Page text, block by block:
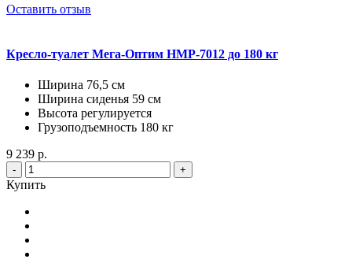
Оставить отзыв
Кресло-туалет Мега-Оптим HMP-7012 до 180 кг
Ширина 76,5 см
Ширина сиденья 59 см
Высота регулируется
Грузоподъемность 180 кг
9 239 р.
- +
Купить